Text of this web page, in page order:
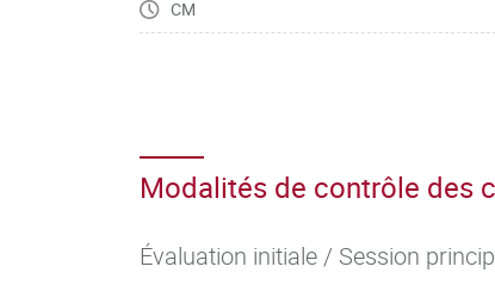
(1 heure) + sémiologie des principaux
Bactériologie
CM
Modalités de contrôle des
Évaluation initiale / Session